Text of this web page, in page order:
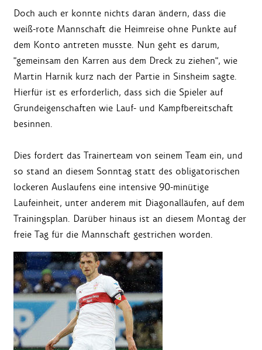
Doch auch er konnte nichts daran ändern, dass die
weiß-rote Mannschaft die Heimreise ohne Punkte auf
dem Konto antreten musste. Nun geht es darum,
"gemeinsam den Karren aus dem Dreck zu ziehen", wie
Martin Harnik kurz nach der Partie in Sinsheim sagte.
Hierfür ist es erforderlich, dass sich die Spieler auf
Grundeigenschaften wie Lauf- und Kampfbereitschaft
besinnen.
Dies fordert das Trainerteam von seinem Team ein, und
so stand an diesem Sonntag statt des obligatorischen
lockeren Auslaufens eine intensive 90-minütige
Laufeinheit, unter anderem mit Diagonalläufen, auf dem
Trainingsplan. Darüber hinaus ist an diesem Montag der
freie Tag für die Mannschaft gestrichen worden.